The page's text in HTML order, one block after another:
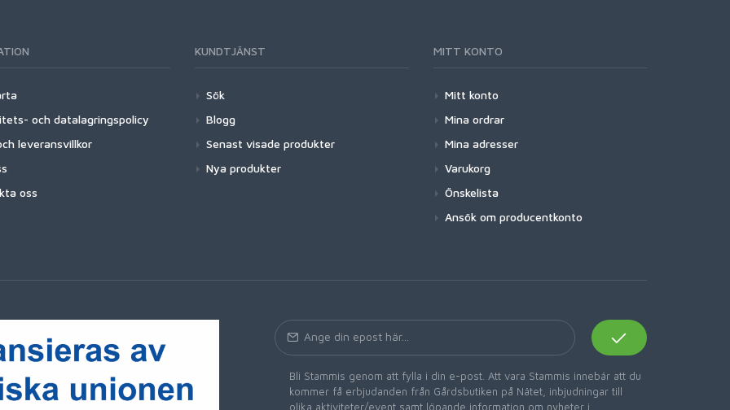
och datalagringspolicy
leveransvillkor
oss
KUNDTJÄNST
Sök
Blogg
Senast visade produkter
Nya produkter
MITT KONTO
Mitt konto
Mina ordrar
Mina adresser
Varukorg
Önskelista
Ansök om producentkonto
Bli Stammis genom att fylla i din e-post. Att vara Stammis innebär att du
kommer få erbjudanden från Gårdsbutiken på Nätet, inbjudningar till
olika aktiviteter/event samt löpande information om nyheter i